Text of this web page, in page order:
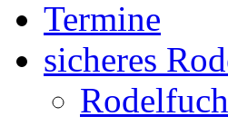
Termine
sicheres